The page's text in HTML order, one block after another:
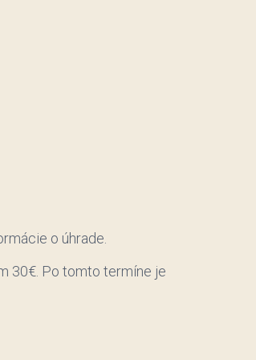
o úhrade.
30€. Po tomto termíne je